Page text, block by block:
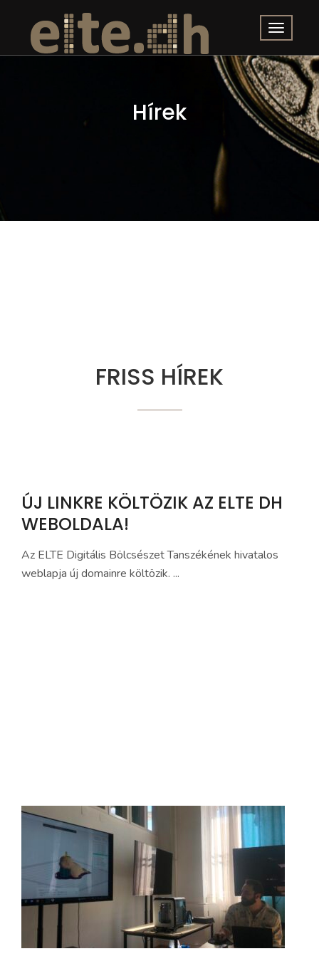
Hírek
FRISS HÍREK
ÚJ LINKRE KÖLTÖZIK AZ ELTE DH
WEBOLDALA!
Az ELTE Digitális Bölcsészet Tanszékének hivatalos
weblapja új domainre költözik. ...